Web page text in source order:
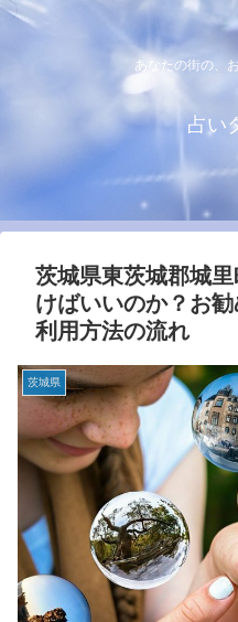
あなたの街の、
占い
茨城県東茨城郡城
けばいいのか？お勧
利用方法の流れ
茨城県